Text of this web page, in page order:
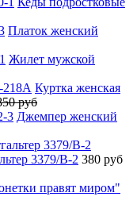
Платок женский
Жилет мужской
Куртка женская
руб
Джемпер женский
3379/B-2 380 руб